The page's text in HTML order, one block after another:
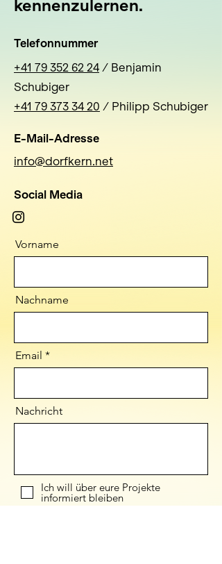
kennenzulernen.
Telefonnummer
+41 79 352 62 24 ‬ / Benjamin
Schubiger
+41 79 373 34 20 / Philipp Schubiger
E-Mail-Adresse
info@dorfkern.net
Social Media
Vorname
Nachname
Email
Nachricht
Ich will über eure Projekte
informiert bleiben